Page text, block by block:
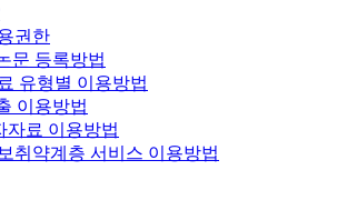
권한
문 등록방법
유형별 이용방법
이용방법
자료 이용방법
취약계층 서비스 이용방법